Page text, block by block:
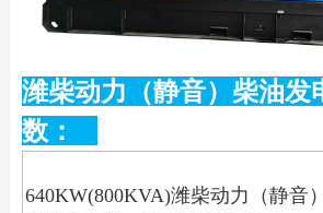
潍柴动力（静音）柴油发
数：
640KW(800KVA)潍柴动力（静音